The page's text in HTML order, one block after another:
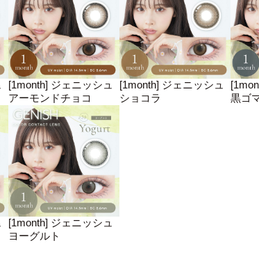
[1month] ジェニッシュ
アーモンドチョコ
[1month] ジェニッシュ
ショコラ
黒ゴ
[1month] ジェニッシュ
ヨーグルト